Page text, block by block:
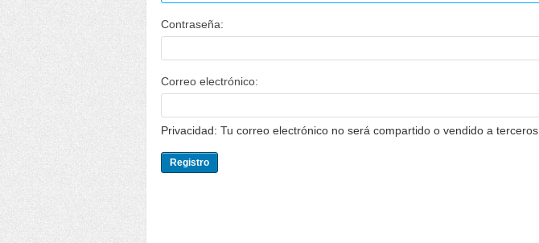
Contraseña:
Correo electrónico:
Privacidad: Tu correo electrónico no será compartido o vendido a terceros.